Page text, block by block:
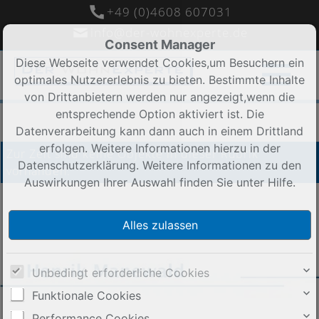
+49 (0)4608 607031
Zur Zeit sind keine Objekte in dieser Rubrik
vorhanden.
Consent Manager
Diese Webseite verwendet Cookies,um Besuchern ein
optimales Nutzererlebnis zu bieten. Bestimmte Inhalte
von Drittanbietern werden nur angezeigt,wenn die
entsprechende Option aktiviert ist. Die
Datenverarbeitung kann dann auch in einem Drittland
erfolgen. Weitere Informationen hierzu in der
Datenschutzerklärung. Weitere Informationen zu den
Auswirkungen Ihrer Auswahl finden Sie unter Hilfe.
Unbedingt erforderliche Cookies
Funktionale Cookies